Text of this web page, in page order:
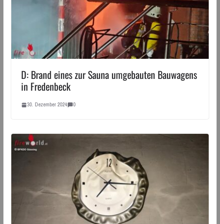
D: Brand eines zur Sauna umgebauten Bauwagens
in Fredenbeck
30. Dezember 2024 0